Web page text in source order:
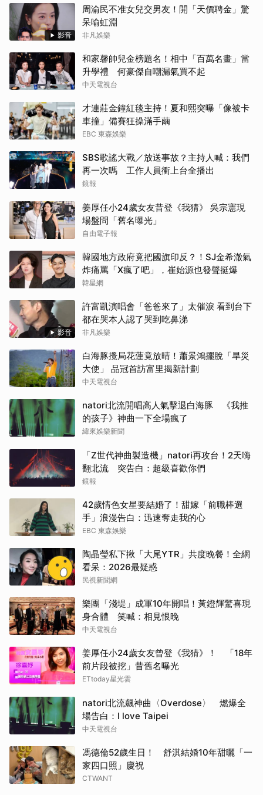
影音
周渝民不准女兒交男友！開「天價聘金」驚
呆喻虹淵
非凡娛樂
和家馨帥兒金榜題名！相中「百萬名畫」當
升學禮 何豪傑自嘲漏氣買不起
中天電視台
才連莊金鐘紅毯主持！夏和熙突曝「像被卡
車撞」備賽狂操滿手繭
EBC 東森娛樂
SBS歌謠大戰／放送事故？主持人喊：我們
再一次嗎 工作人員衝上台全播出
鏡報
姜厚任小24歲女友昔登《我猜》 吳宗憲現
場盤問「舊名曝光」
自由電子報
韓國地方政府竟把國旗印反？！SJ金希澈氣
炸痛罵「X瘋了吧」，崔始源也發聲挺爆
韓星網
影音
許富凱演唱會「爸爸來了」太催淚 看到台下
都在哭本人認了哭到吃鼻涕
非凡娛樂
白海豚攪局花蓮竟放晴！蕭景鴻擺脫「旱災
大使」 品冠首訪富里揭新計劃
中天電視台
natori北流開唱高人氣擊退白海豚 《我推
的孩子》神曲一下全場瘋了
緯來娛樂新聞
「Z世代神曲製造機」natori再攻台！2天嗨
翻北流 突告白：超級喜歡你們
鏡報
42歲情色女星要結婚了！甜嫁「前職棒選
手」浪漫告白：迅速奪走我的心
EBC 東森娛樂
陶晶瑩私下揪「大尾YTR」共度晚餐！全網
看呆：2026最疑惑
民視新聞網
樂團「淺堤」成軍10年開唱！黃鐙輝驚喜現
身合體 笑喊：相見恨晚
中天電視台
姜厚任小24歲女友曾登《我猜》！ 「18年
前片段被挖」昔舊名曝光
ETtoday星光雲
natori北流飆神曲〈Overdose〉 燃爆全
場告白：I love Taipei
中天電視台
馮德倫52歲生日！ 舒淇結婚10年甜曬「一
家四口照」慶祝
CTWANT